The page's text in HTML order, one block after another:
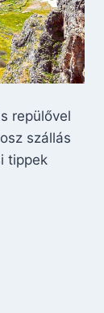
repülővel
szállás
tippek